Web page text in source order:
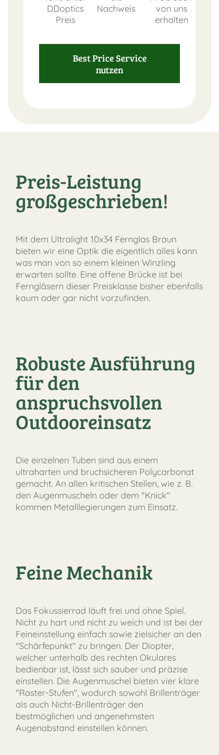
DDoptics
Preis
Nachweis
von uns
erhalten
Best Price Service
nutzen
Preis-Leistung
großgeschrieben!
Mit dem Ultralight 10x34 Fernglas Braun
bieten wir eine Optik die eigentlich alles kann
was man von so einem kleinen Winzling
erwarten sollte. Eine offene Brücke ist bei
Ferngläsern dieser Preisklasse bisher ebenfalls
kaum oder gar nicht vorzufinden.
Robuste Ausführung
für den
anspruchsvollen
Outdooreinsatz
Die einzelnen Tuben sind aus einem
ultraharten und bruchsicheren Polycarbonat
gemacht. An allen kritischen Stellen, wie z. B.
den Augenmuscheln oder dem "Knick"
kommen Metalllegierungen zum Einsatz.
Feine Mechanik
Das Fokussierrad läuft frei und ohne Spiel.
Nicht zu hart und nicht zu weich und ist bei der
Feineinstellung einfach sowie zielsicher an den
"Schärfepunkt" zu bringen. Der Diopter,
welcher unterhalb des rechten Okulares
bedienbar ist, lässt sich sauber und präzise
einstellen. Die Augenmuschel bieten vier klare
"Raster-Stufen", wodurch sowohl Brillenträger
als auch Nicht-Brillenträger den
bestmöglichen und angenehmsten
Augenabstand einstellen können.